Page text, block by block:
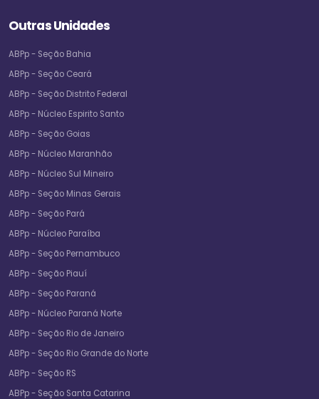
Outras Unidades
ABPp - Seção Bahia
ABPp - Seção Ceará
ABPp - Seção Distrito Federal
ABPp - Núcleo Espirito Santo
ABPp - Seção Goias
ABPp - Núcleo Maranhão
ABPp - Núcleo Sul Mineiro
ABPp - Seção Minas Gerais
ABPp - Seção Pará
ABPp - Núcleo Paraíba
ABPp - Seção Pernambuco
ABPp - Seção Piauí
ABPp - Seção Paraná
ABPp - Núcleo Paraná Norte
ABPp - Seção Rio de Janeiro
ABPp - Seção Rio Grande do Norte
ABPp - Seção RS
ABPp - Seção Santa Catarina